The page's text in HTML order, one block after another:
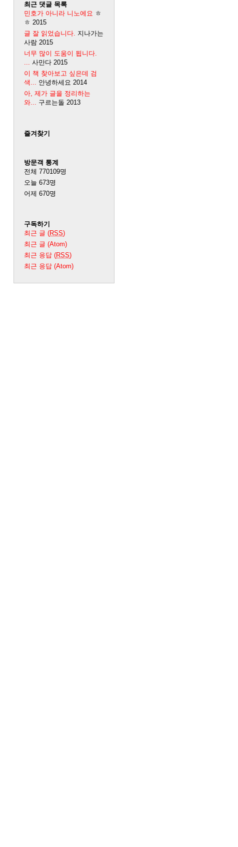
최근 댓글 목록
민호가 아니라 니노에요 ㅎ
ㅎ 2015
글 잘 읽었습니다. 지나가는
사람 2015
너무 많이 도움이 됩니다.
... 사만다 2015
이 책 찾아보고 싶은데 검
색...
안녕하세요 2014
아, 제가 글을 정리하는
와...
구르는돌 2013
즐겨찾기
방문객 통계
전체 770109명
오늘 673명
어제 670명
구독하기
최근 글 (RSS)
최근 글 (Atom)
최근 응답 (RSS)
최근 응답 (Atom)